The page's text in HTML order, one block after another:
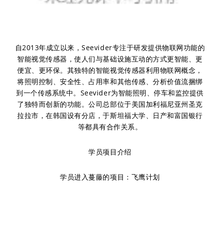
自2013年成立以来，Seevider专注于研发提供物联网功能的
智能视觉传感器，使人们与基础设施互动的方式更智能、更
便宜、更环保。其独特的智能视觉传感器利用物联网概念，
将照明控制、安全性、占用率和其他传感、分析价值流捆绑
到一个传感系统中。Seevider为智能照明、停车和监控提供
了独特而创新的功能。公司总部位于美国加利福尼亚州圣克
拉拉市，在韩国设有分店，于斯坦福大学、日产和富国银行
等都具有合作关系。
学员项目介绍
学员进入蔓藤的项目：飞鹰计划